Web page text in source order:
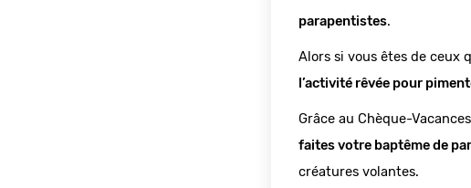
parapentistes.
Alors si vous êtes de ceux
l’activité rêvée pour
faites votre baptême de
créatures volantes.